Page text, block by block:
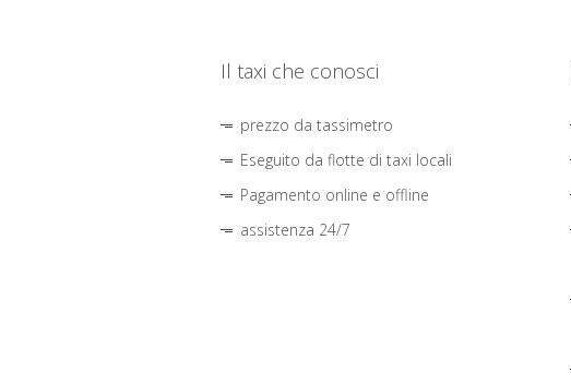
Il taxi che conosci
prezzo da tassimetro
Eseguito da flotte di taxi locali
Pagamento online e offline
assistenza 24/7